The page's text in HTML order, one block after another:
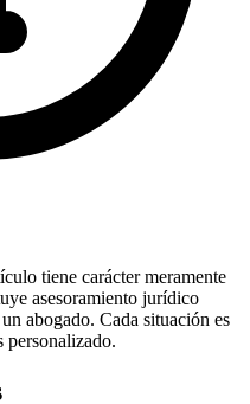
tiene carácter meramente
asesoramiento jurídico
abogado. Cada situación es
personalizado.